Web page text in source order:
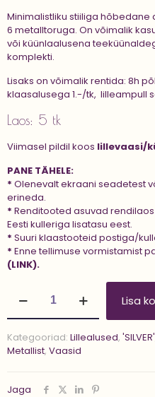
Minimalistliku stiiliga
6 metalltoruga. On võimalik
või küünlaalusena
komplekti.
Lisaks on võimalik rentida: 8h
klaasalusega 1.-/tk, lilleampull
Laos: 5 tk
Viimasel pildil koos lillevaasi/
PANE TÄHELE:
* Olenevalt ekraani seadetest
erineda.
* Renditooted asuvad
Eesti kulleriga lisatasu eest.
* Suuri klaastooteid postiga/
* Enne tellimuse vormistamist
(LINK).
'ROSSI'
kogus
Lisa
Kategooriad: Lillealused, 'SILVER'
Metallist, Vaasid
Jaga